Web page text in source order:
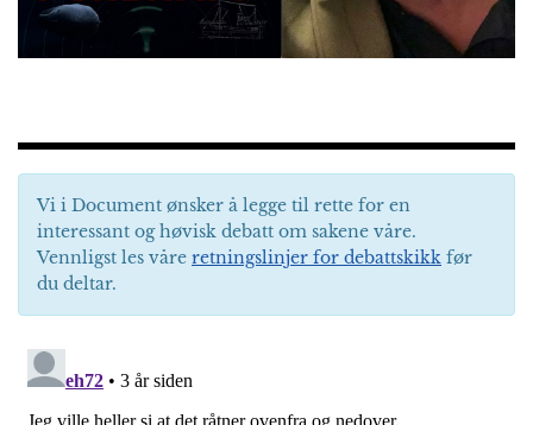
Vi i Document ønsker å legge til rette for en
interessant og høvisk debatt om sakene våre.
Vennligst les våre retningslinjer for debattskikk før
du deltar.